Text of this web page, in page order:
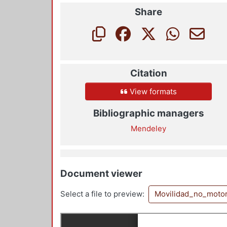
Share
Citation
View formats
Bibliographic managers
Mendeley
Document viewer
Select a file to preview: